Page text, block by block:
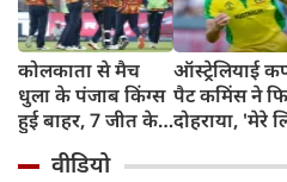
कोलकाता से मैच
धुला के पंजाब किंग्स
हुई बाहर, 7 जीत के
ऑस्ट्रेलियाई
पैट कमिंस ने
दोहराया, 'मेरे
वीडियो